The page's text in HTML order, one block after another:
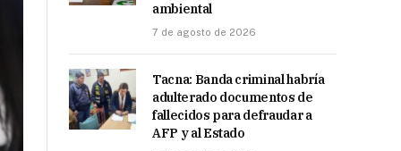
ambiental
7 de agosto de 2026
Tacna: Banda criminal habría
adulterado documentos de
fallecidos para defraudar a
AFP y al Estado